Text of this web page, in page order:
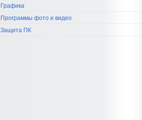
Графика
Программы фото и видео
Защита ПК